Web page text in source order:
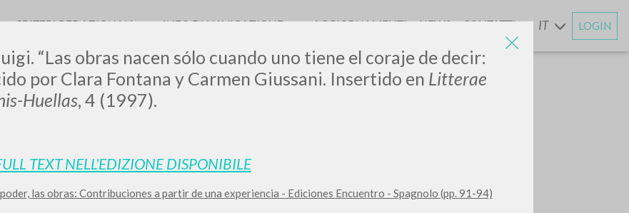
“Las obras nacen sólo cuando uno tiene el coraje de decir:
por Clara Fontana y Carmen Giussani. Insertido en Litterae
Huellas, 4 (1997).
TEXT NELL'EDIZIONE DISPONIBILE
las obras: Contribuciones a partir de una experiencia - Ediciones Encuentro - Spagnolo (pp. 91-94)
CRITERI REDAZIONALI INFO DI NAVIGAZIONE AGGIORNAMENTIENEWS CONTATTI IT LOGIN
ancora più precisi? Utilizza laRICERCA AVANZATA »